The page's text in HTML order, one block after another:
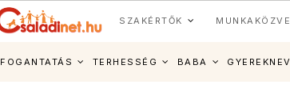
SZAKÉRTŐK
FOGANTATÁS TERHESSÉG BABA